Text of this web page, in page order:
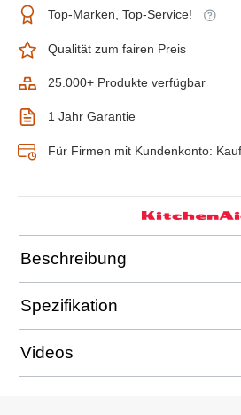
Top-Marken, Top-Service!
Qualität zum fairen Preis
25.000+ Produkte verfügbar
1 Jahr Garantie
Für Firmen mit Kundenkonto:
Beschreibung
Spezifikation
Videos